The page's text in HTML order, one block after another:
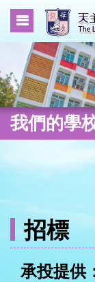
我們的學
招標
承投提供